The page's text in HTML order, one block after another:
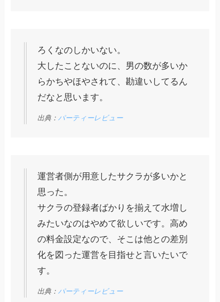
ろくなのしかいない。
大したことないのに、男の数が多いか
らかちやほやされて、勘違いしてるん
だなと思います。
出典： パーティーレビュー
運営者側が用意したサクラが多いかと
思った。
サクラの登録者ばかりを揃えて水増し
みたいなのはやめて欲しいです。高め
の料金設定なので、そこは他との差別
化を図った運営を目指せと言いたいで
す。
出典： パーティーレビュー